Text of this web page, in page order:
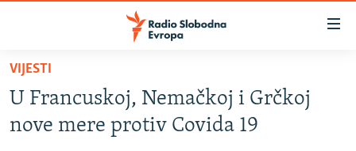
Pređite
glavni
sadržaj
BOSNA I HERCEGOVINA
VIJESTI
U Francuskoj, Nemačkoj i Grčkoj
nove mere protiv Covida 19